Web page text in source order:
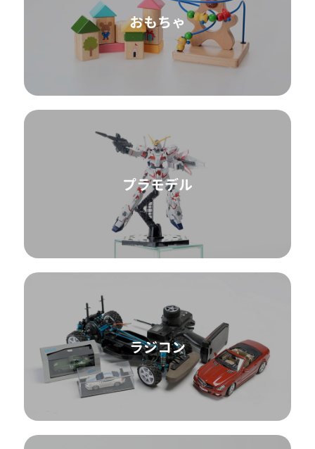
おもちゃ
プラモデル
ラジコン